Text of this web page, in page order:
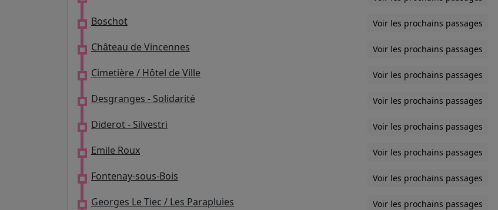
Boschot Voir les prochains passages
Château de Vincennes Voir les prochains passages
Cimetière / Hôtel de Ville Voir les prochains passages
Desgranges - Solidarité Voir les prochains passages
Diderot - Silvestri Voir les prochains passages
Emile Roux Voir les prochains passages
Fontenay-sous-Bois Voir les prochains passages
Georges Le Tiec / Les Parapluies Voir les prochains passages